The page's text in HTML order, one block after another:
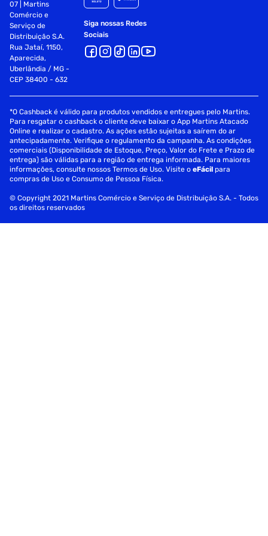
07 | Martins
Comércio e
Serviço de
Distribuição S.A.
Rua Jataí, 1150,
Aparecida,
Uberlândia / MG -
CEP 38400 - 632
Siga nossas Redes
Sociais
*O Cashback é válido para produtos vendidos e entregues pelo Martins.
Para resgatar o cashback o cliente deve baixar o App Martins Atacado
Online e realizar o cadastro. As ações estão sujeitas a saírem do ar
antecipadamente. Verifique o regulamento da campanha. As condições
comerciais (Disponibilidade de Estoque, Preço, Valor do Frete e Prazo de
entrega) são válidas para a região de entrega informada. Para maiores
informações, consulte nossos Termos de Uso. Visite oeFácil para
compras de Uso e Consumo de Pessoa Física.
© Copyright 2021 Martins Comércio e Serviço de Distribuição S.A. - Todos
os direitos reservados